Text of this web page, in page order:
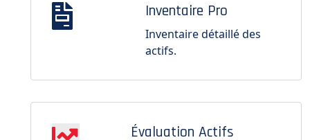
Inventaire Pro
Inventaire détaillé des
actifs.
Évaluation Actifs